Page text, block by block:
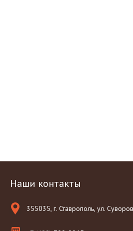
Наши контакты
355035, г. Ставрополь, ул.